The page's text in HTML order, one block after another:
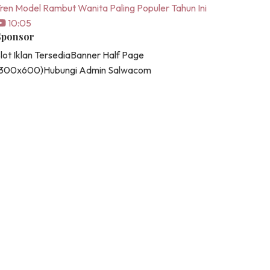
Model Rambut Wanita Paling Populer Tahun Ini
10:05
Iklan TersediaBanner Half Page
Hubungi Admin Salwacom